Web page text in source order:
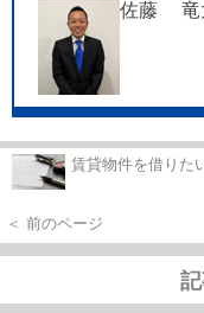
佐藤 竜
賃貸物件を借りた
＜ 前のページ